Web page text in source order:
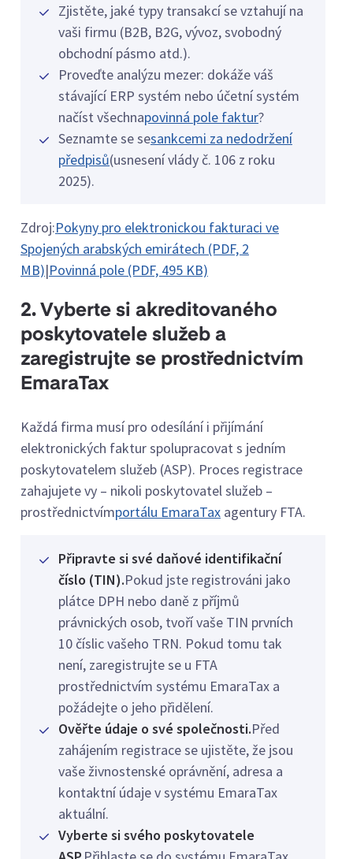
Zjistěte, jaké typy transakcí se vztahují na
vaši firmu (B2B, B2G, vývoz, svobodný
obchodní pásmo atd.).
Proveďte analýzu mezer: dokáže váš
stávající ERP systém nebo účetní systém
načíst všechnapovinná pole faktur?
Seznamte se sesankcemi za nedodržení
předpisů(usnesení vlády č. 106 z roku
2025).
Zdroj:Pokyny pro elektronickou fakturaci ve
Spojených arabských emirátech (PDF, 2
MB)|Povinná pole (PDF, 495 KB)
2. Vyberte si akreditovaného
poskytovatele služeb a
zaregistrujte se prostřednictvím
EmaraTax
Každá firma musí pro odesílání i přijímání
elektronických faktur spolupracovat s jedním
poskytovatelem služeb (ASP). Proces registrace
zahajujete vy – nikoli poskytovatel služeb –
prostřednictvímportálu EmaraTax agentury FTA.
Připravte si své daňové identifikační
číslo (TIN).Pokud jste registrováni jako
plátce DPH nebo daně z příjmů
právnických osob, tvoří vaše TIN prvních
10 číslic vašeho TRN. Pokud tomu tak
není, zaregistrujte se u FTA
prostřednictvím systému EmaraTax a
požádejte o jeho přidělení.
Ověřte údaje o své společnosti.Před
zahájením registrace se ujistěte, že jsou
vaše živnostenské oprávnění, adresa a
kontaktní údaje v systému EmaraTax
aktuální.
Vyberte si svého poskytovatele